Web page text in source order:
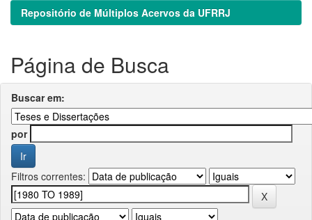
Repositório de Múltiplos Acervos da UFRRJ
Página de Busca
Buscar em:
por
Filtros correntes: